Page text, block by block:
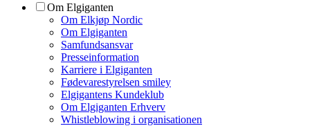
Om Elgiganten
Om Elkjøp Nordic
Om Elgiganten
Samfundsansvar
Presseinformation
Karriere i Elgiganten
Fødevarestyrelsen smiley
Elgigantens Kundeklub
Om Elgiganten Erhverv
Whistleblowing i organisationen